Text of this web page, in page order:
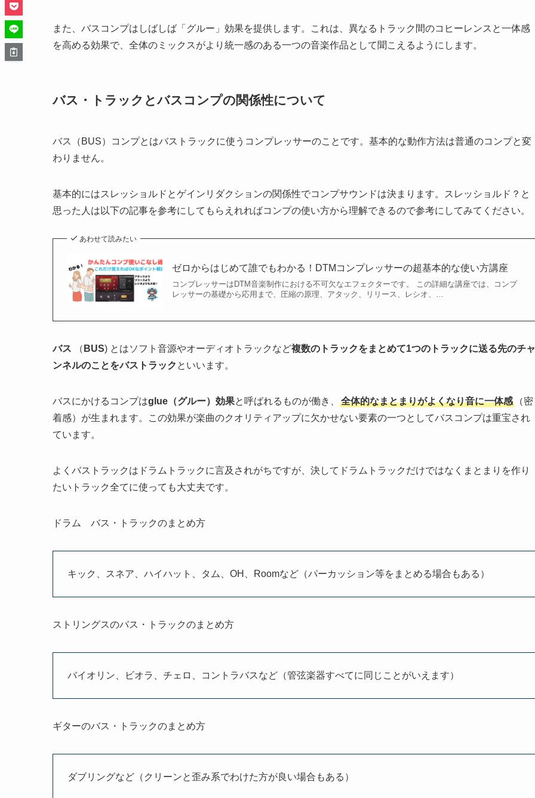
また、バスコンプはしばしば「グルー」効果を提供します。これは、異なるトラック間のコヒーレンスと一体感
を高める効果で、全体のミックスがより統一感のある一つの音楽作品として聞こえるようにします。
バス・トラックとバスコンプの関係性について
バス（BUS）コンプとはバストラックに使うコンプレッサーのことです。基本的な動作方法は普通のコンプと変
わりません。
基本的にはスレッショルドとゲインリダクションの関係性でコンプサウンドは決まります。スレッショルド？と
思った人は以下の記事を参考にしてもらえれればコンプの使い方から理解できるので参考にしてみてください。
あわせて読みたい
ゼロからはじめて誰でもわかる！DTMコンプレッサーの超基本的な使い方講座
コンプレッサーはDTM音楽制作における不可欠なエフェクターです。 この詳細な講座では、コンプ
レッサーの基礎から応用まで、圧縮の原理、アタック、リリース、レシオ、…
バス （ BUS) とはソフト音源やオーディオトラックなど複数のトラックをまとめて1つのトラックに送る先のチャ
ンネルのことをバストラック といいます。
バスにかけるコンプはglue（グルー）効果と呼ばれるものが働き、 全体的なまとまりがよくなり音に一体感
（密
着感）が生まれます。この効果が楽曲のクオリティアップに欠かせない要素の一つとしてバスコンプは重宝され
ています。
よくバストラックはドラムトラックに言及されがちですが、決してドラムトラックだけではなくまとまりを作り
たいトラック全てに使っても大丈夫です。
ドラム バス・トラックのまとめ方
キック、スネア、ハイハット、タム、OH、Roomなど（パーカッション等をまとめる場合もある）
ストリングスのバス・トラックのまとめ方
バイオリン、ビオラ、チェロ、コントラバスなど（管弦楽器すべてに同じことがいえます）
ギターのバス・トラックのまとめ方
ダブリングなど（クリーンと歪み系でわけた方が良い場合もある）